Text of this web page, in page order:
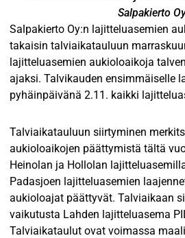
Salpakierto
Salpakierto Oy:n lajitteluasemien
takaisin talviaikatauluun
lajitteluasemien aukioloaikoja
ajaksi. Talvikauden ensimmäiselle
pyhäinpäivänä 2.11. kaikki
Talviaikatauluun siirtyminen
aukioloaikojen päättymistä tältä
Heinolan ja Hollolan
Padasjoen lajitteluasemien
aukioloajat päättyvät. Talviaikaan
vaikutusta Lahden lajitteluasema
Talviaikataulut ovat voimassa